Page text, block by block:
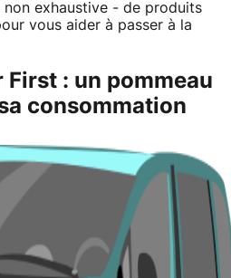
exhaustive - de produits
vous aider à passer à la
First : un pommeau
consommation